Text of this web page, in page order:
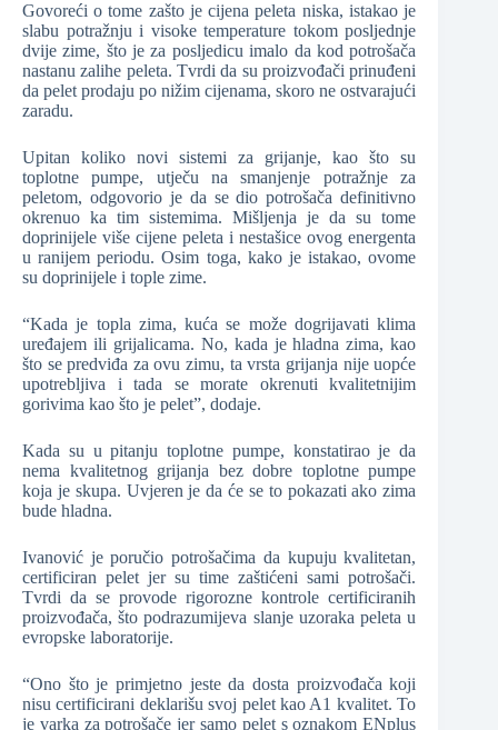
Govoreći o tome zašto je cijena peleta niska, istakao je
slabu potražnju i visoke temperature tokom posljednje
dvije zime, što je za posljedicu imalo da kod potrošača
nastanu zalihe peleta. Tvrdi da su proizvođači prinuđeni
da pelet prodaju po nižim cijenama, skoro ne ostvarajući
zaradu.
Upitan koliko novi sistemi za grijanje, kao što su
toplotne pumpe, utječu na smanjenje potražnje za
peletom, odgovorio je da se dio potrošača definitivno
okrenuo ka tim sistemima. Mišljenja je da su tome
doprinijele više cijene peleta i nestašice ovog energenta
u ranijem periodu. Osim toga, kako je istakao, ovome
su doprinijele i tople zime.
“Kada je topla zima, kuća se može dogrijavati klima
uređajem ili grijalicama. No, kada je hladna zima, kao
što se predviđa za ovu zimu, ta vrsta grijanja nije uopće
upotrebljiva i tada se morate okrenuti kvalitetnijim
gorivima kao što je pelet”, dodaje.
Kada su u pitanju toplotne pumpe, konstatirao je da
nema kvalitetnog grijanja bez dobre toplotne pumpe
koja je skupa. Uvjeren je da će se to pokazati ako zima
bude hladna.
Ivanović je poručio potrošačima da kupuju kvalitetan,
certificiran pelet jer su time zaštićeni sami potrošači.
Tvrdi da se provode rigorozne kontrole certificiranih
proizvođača, što podrazumijeva slanje uzoraka peleta u
evropske laboratorije.
“Ono što je primjetno jeste da dosta proizvođača koji
nisu certificirani deklarišu svoj pelet kao A1 kvalitet. To
je varka za potrošače jer samo pelet s oznakom ENplus